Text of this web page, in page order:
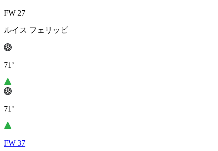
FW 27
ルイス フェリッピ
71’
71’
FW 37